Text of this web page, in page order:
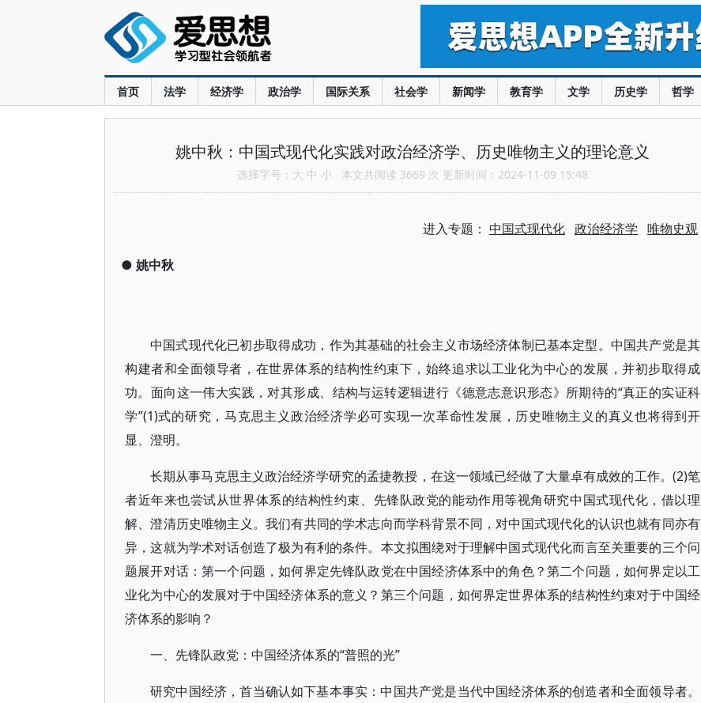
首页 法学 经济学 政治学 国际关系 社会学 新闻学 教育学 文学 历史学 哲学
姚中秋：中国式现代化实践对政治经济学、历史唯物主义的理论意义
选择字号： 大 中 小 本文共阅读 3669 次 更新时间：2024-11-09 15:48
进入专题： 中国式现代化 政治经济学 唯物史观
● 姚中秋
中国式现代化已初步取得成功，作为其基础的社会主义市场经济体制已基本定型。中国共产党是其
构建者和全面领导者，在世界体系的结构性约束下，始终追求以工业化为中心的发展，并初步取得成
功。面向这一伟大实践，对其形成、结构与运转逻辑进行《德意志意识形态》所期待的“真正的实证科
学”(1)式的研究，马克思主义政治经济学必可实现一次革命性发展，历史唯物主义的真义也将得到开
显、澄明。
长期从事马克思主义政治经济学研究的孟捷教授，在这一领域已经做了大量卓有成效的工作。(2)笔
者近年来也尝试从世界体系的结构性约束、先锋队政党的能动作用等视角研究中国式现代化，借以理
解、澄清历史唯物主义。我们有共同的学术志向而学科背景不同，对中国式现代化的认识也就有同亦有
异，这就为学术对话创造了极为有利的条件。本文拟围绕对于理解中国式现代化而言至关重要的三个问
题展开对话：第一个问题，如何界定先锋队政党在中国经济体系中的角色？第二个问题，如何界定以工
业化为中心的发展对于中国经济体系的意义？第三个问题，如何界定世界体系的结构性约束对于中国经
济体系的影响？
一、先锋队政党：中国经济体系的“普照的光”
研究中国经济，首当确认如下基本事实：中国共产党是当代中国经济体系的创造者和全面领导者。